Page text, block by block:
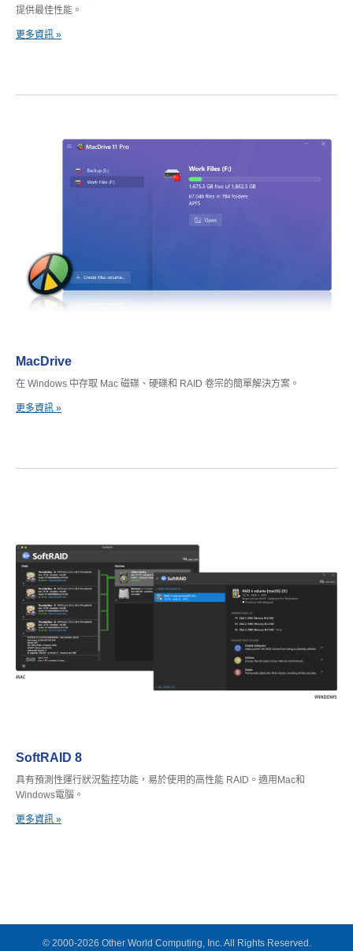
提供最佳性能。
更多資訊 »
MacDrive
在 Windows 中存取 Mac 磁碟、硬碟和 RAID 卷宗的簡單解決方案。
更多資訊 »
SoftRAID 8
具有預測性運行狀況監控功能，易於使用的高性能 RAID。適用Mac和
Windows電腦。
更多資訊 »
© 2000-2026 Other World Computing, Inc. All Rights Reserved.